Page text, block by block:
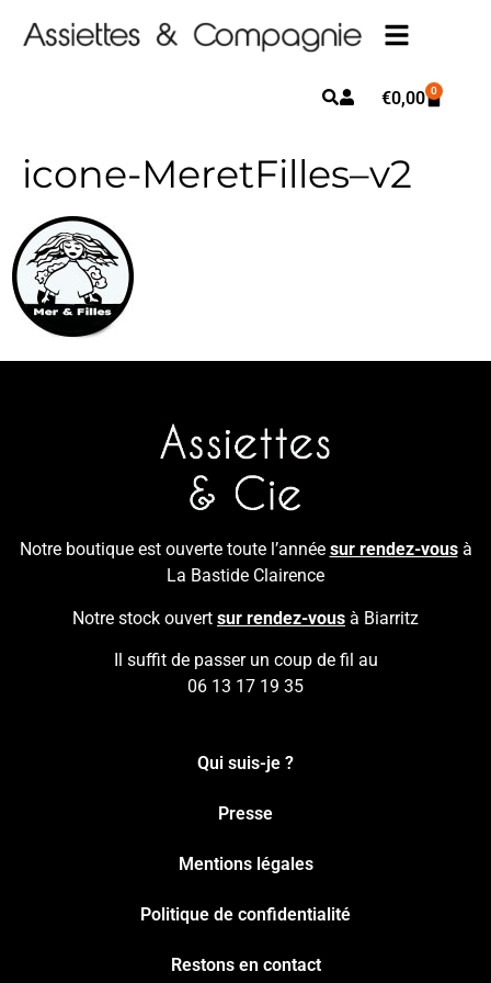
€0,00 0
icone-MeretFilles–v2
Notre boutique est ouverte toute l’année sur rendez-vousà
La Bastide Clairence
Notre stock ouvert sur rendez-vous à Biarritz
Il suffit de passer un coup de fil au
06 13 17 19 35
Qui suis-je ?
Presse
Mentions légales
Politique de confidentialité
Restons en contact